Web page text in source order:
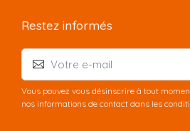
Restez informés
Vous pouvez vous désinscrire à tout
nos informations de contact dans les